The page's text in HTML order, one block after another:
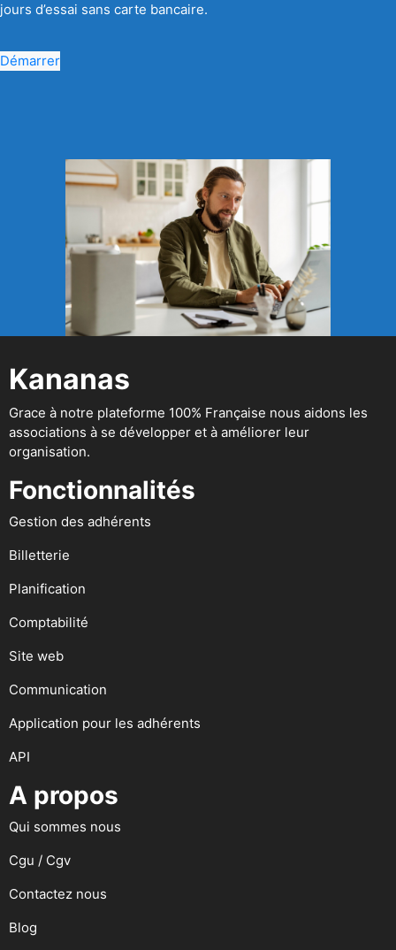
jours d’essai sans carte bancaire.
Démarrer
Kananas
Grace à notre plateforme 100% Française nous aidons les
associations à se développer et à améliorer leur
organisation.
Fonctionnalités
Gestion des adhérents
Billetterie
Planification
Comptabilité
Site web
Communication
Application pour les adhérents
API
A propos
Qui sommes nous
Cgu / Cgv
Contactez nous
Blog